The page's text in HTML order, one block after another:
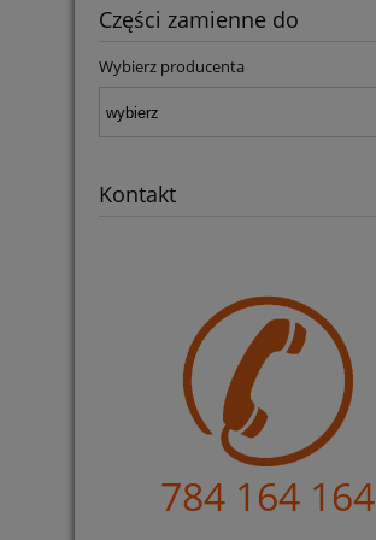
Części zamienne do
Wybierz producenta
Kontakt
784 164 164